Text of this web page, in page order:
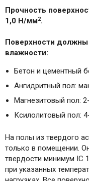
Прочность
1,0 Н/мм2.
Поверхности
влажности:
Бетон и цементный
Ангидритный пол:
Магнезитовый пол:
Ксилолитовый пол:
На полы из твердого
только в помещении.
твердости минимум IC
при указанных